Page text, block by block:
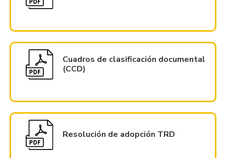
Cuadros de clasificación documental
(CCD)
Resolución de adopción TRD